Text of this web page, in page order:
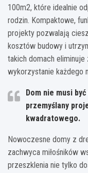
100m2, które idealnie
rodzin. Kompaktowe,
projekty pozwalają
kosztów budowy i
takich domach
wykorzystanie każdego
Dom nie musi
przemyślany
kwadratowego.
Nowoczesne domy z
zachwyca miłośników
przeszklenia nie tylko